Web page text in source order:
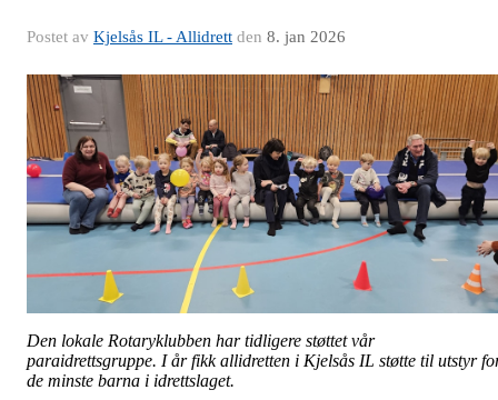
Postet av Kjelsås IL - Allidrett den 8. jan 2026
Den lokale Rotaryklubben har tidligere støttet vår
paraidrettsgruppe. I år fikk allidretten i Kjelsås IL støtte til utstyr
de minste barna i idrettslaget.